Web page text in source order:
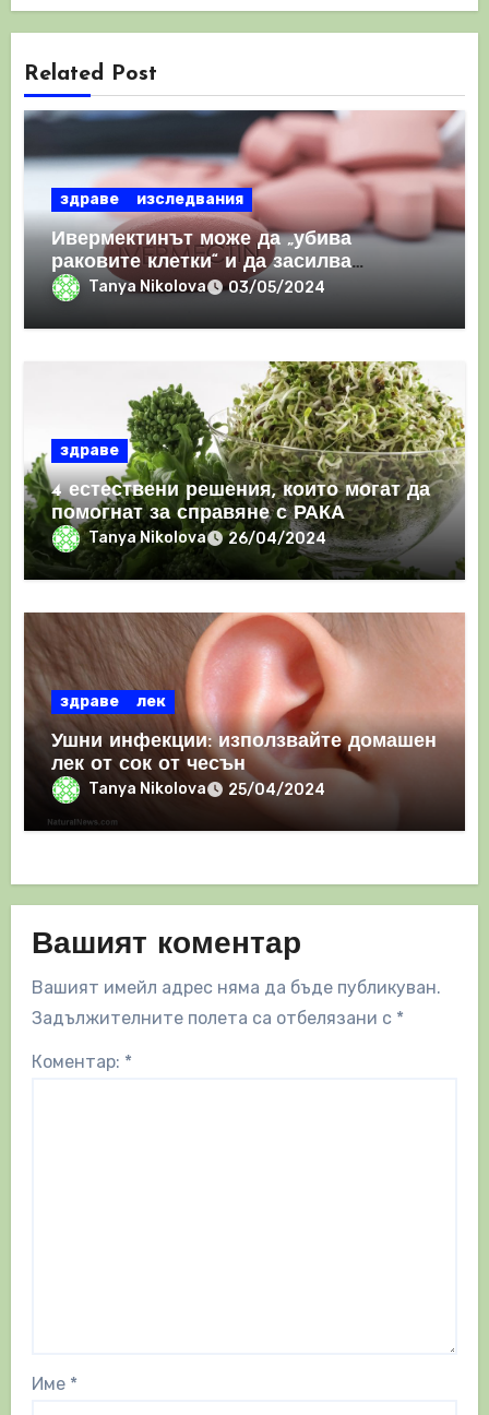
Related Post
здраве изследвания
Ивермектинът може да „убива
раковите клетки“ и да засилва
имунния отговор
Tanya Nikolova 03/05/2024
здраве
4 естествени решения, които могат да
помогнат за справяне с РАКА
Tanya Nikolova 26/04/2024
здраве лек
Ушни инфекции: използвайте домашен
лек от сок от чесън
Tanya Nikolova 25/04/2024
Вашият коментар
Вашият имейл адрес няма да бъде публикуван.
Задължителните полета са отбелязани с *
Коментар: *
Име *